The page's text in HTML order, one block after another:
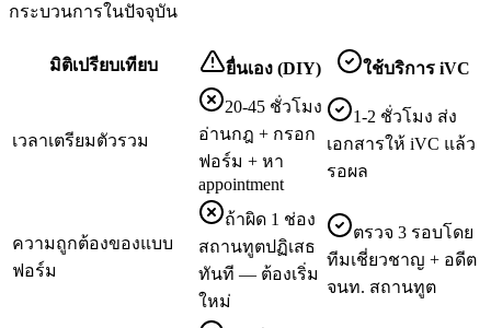
กระบวนการในปัจจุบัน
มิติเปรียบเทียบ ยื่นเอง (DIY) ใช้บริการ iVC
เวลาเตรียมตัวรวม
20-45 ชั่วโมง
อ่านกฎ + กรอก
ฟอร์ม + หา
appointment
1-2 ชั่วโมง ส่ง
เอกสารให้ iVC แล้ว
รอผล
ความถูกต้องของแบบ
ฟอร์ม
ถ้าผิด 1 ช่อง
สถานทูตปฏิเสธ
ทันที — ต้องเริ่ม
ใหม่
ตรวจ 3 รอบโดย
ทีมเชี่ยวชาญ + อดีต
จนท. สถานทูต